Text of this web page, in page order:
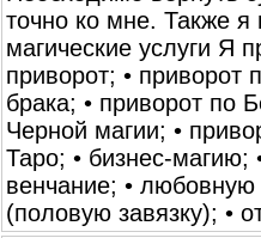
точно ко мне. Также
магические услуги Я
приворот; • приворот
брака; • приворот по
Черной магии; •
Таро; • бизнес-магию;
венчание; • любовную
(половую завязку); •